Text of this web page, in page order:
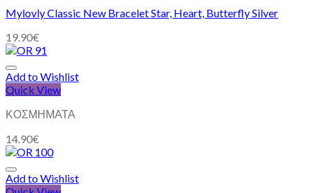
Mylovly Classic New Bracelet Star, Heart, Butterfly Silver
19.90€
Add to Wishlist
Quick View
ΚΟΣΜΗΜΑΤΑ
14.90€
Add to Wishlist